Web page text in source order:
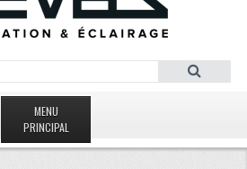
MENU
PRINCIPAL